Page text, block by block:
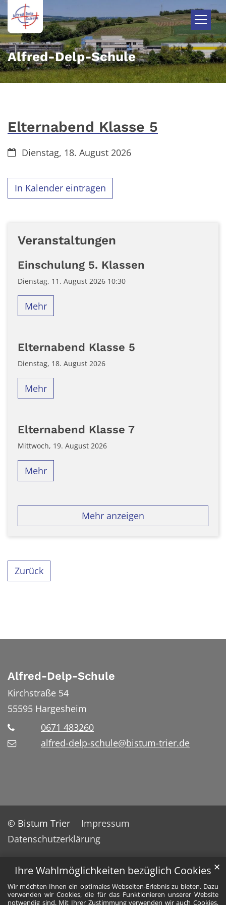
Ihre Wahlmöglichkeiten bezüglich Cookies
Wir möchten Ihnen ein optimales Webseiten-Erlebnis zu bieten. Dazu
verwenden wir Cookies, die für das Funktionieren unserer Website
notwendig sind. Mit Ihrer Zustimmung verwenden wir auch Cookies,
✕
Zum Inhalt springen
Alfred-Delp-Schule
Elternabend Klasse 5
Datum:Dienstag, 18. August 2026
In Kalender eintragen
Veranstaltungen
Einschulung 5. Klassen
Dienstag, 11. August 2026 10:30
Mehr
Elternabend Klasse 5
Dienstag, 18. August 2026
Mehr
Elternabend Klasse 7
Mittwoch, 19. August 2026
Mehr
Mehr anzeigen
Zurück
Alfred-Delp-Schule
Kirchstraße 54
55595 Hargesheim
0671 483260
alfred-delp-schule@bistum-trier.de
© Bistum Trier
Impressum
Datenschutzerklärung